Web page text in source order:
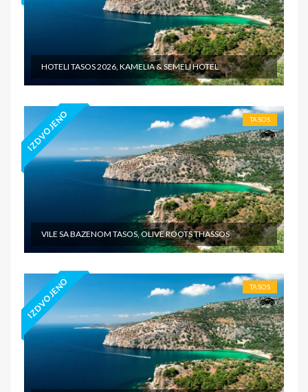
HOTELI TASOS 2026, KAMELIA & SEMELI HOTEL
IZDVOJENO TASOS
VILE SA BAZENOM TASOS, OLIVE ROOTS THASSOS
IZDVOJENO TASOS